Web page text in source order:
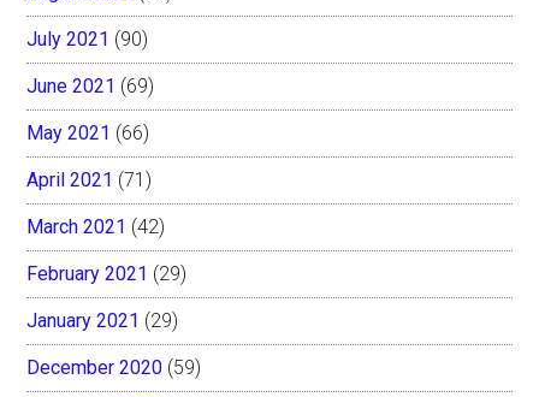
July 2021 (90)
June 2021 (69)
May 2021 (66)
April 2021 (71)
March 2021 (42)
February 2021 (29)
January 2021 (29)
December 2020 (59)